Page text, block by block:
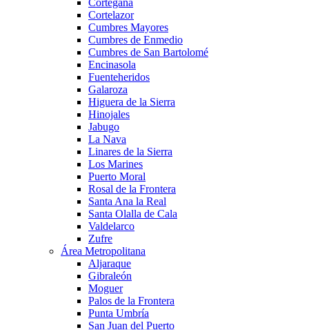
Cortegana
Cortelazor
Cumbres Mayores
Cumbres de Enmedio
Cumbres de San Bartolomé
Encinasola
Fuenteheridos
Galaroza
Higuera de la Sierra
Hinojales
Jabugo
La Nava
Linares de la Sierra
Los Marines
Puerto Moral
Rosal de la Frontera
Santa Ana la Real
Santa Olalla de Cala
Valdelarco
Zufre
Área Metropolitana
Aljaraque
Gibraleón
Moguer
Palos de la Frontera
Punta Umbría
San Juan del Puerto